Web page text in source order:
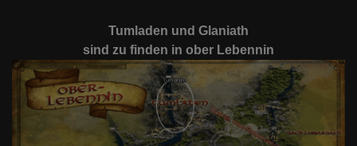
Tumladen und Glaniath
sind zu finden in ober Lebennin